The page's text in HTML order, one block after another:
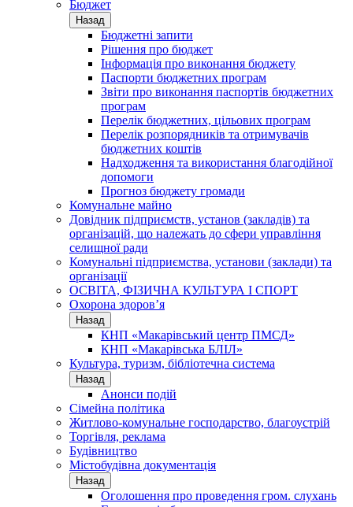
Бюджет
Назад
Бюджетні запити
Рішення про бюджет
Інформація про виконання бюджету
Паспорти бюджетних програм
Звіти про виконання паспортів бюджетних
програм
Перелік бюджетних, цільових програм
Перелік розпорядників та отримувачів
бюджетних коштів
Надходження та використання благодійної
допомоги
Прогноз бюджету громади
Комунальне майно
Довідник підприємств, установ (закладів) та
організацій, що належать до сфери управління
селищної ради
Комунальні підприємства, установи (заклади) та
організації
ОСВІТА, ФІЗИЧНА КУЛЬТУРА І СПОРТ
Охорона здоров’я
Назад
КНП «Макарівський центр ПМСД»
КНП «Макарівська БЛІЛ»
Культура, туризм, бібліотечна система
Назад
Анонси подій
Сімейна політика
Житлово-комунальне господарство, благоустрій
Торгівля, реклама
Будівництво
Містобудівна документація
Назад
Оголошення про проведення гром. слухань